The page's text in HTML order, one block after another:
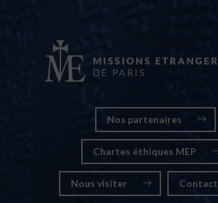
Nos partenaires
Chartes éthiques MEP
Nous visiter Contact